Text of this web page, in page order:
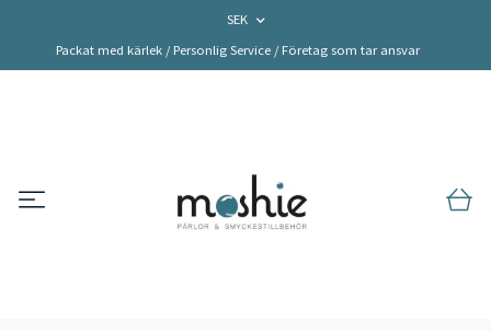
SEK
Packat med kärlek / Personlig Service / Företag som tar ansvar